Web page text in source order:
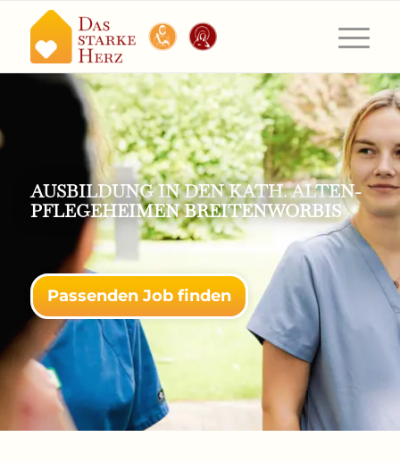
AUSBILDUNG IN DEN KATH. ALTEN­
PFLEGEHEIMEN BREITENWORBIS
Passenden Job finden